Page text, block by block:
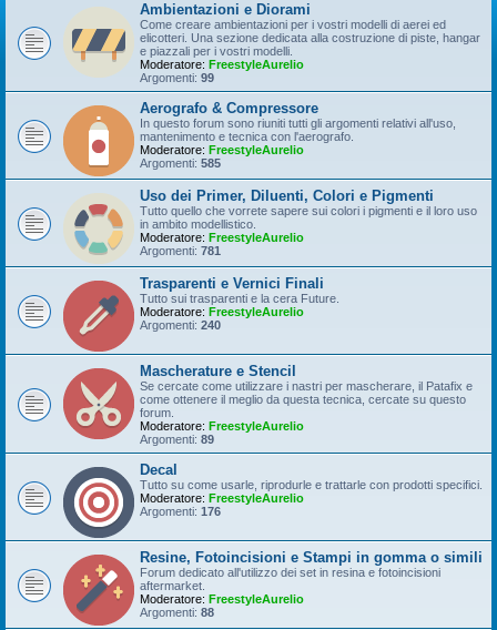
Ambientazioni e Diorami
Come creare ambientazioni per i vostri modelli di aerei ed
elicotteri. Una sezione dedicata alla costruzione di piste, hangar
e piazzali per i vostri modelli.
Moderatore: FreestyleAurelio
Argomenti: 99
Aerografo & Compressore
In questo forum sono riuniti tutti gli argomenti relativi all'uso,
mantenimento e tecnica con l'aerografo.
Moderatore: FreestyleAurelio
Argomenti: 585
Uso dei Primer, Diluenti, Colori e Pigmenti
Tutto quello che vorrete sapere sui colori i pigmenti e il loro uso
in ambito modellistico.
Moderatore: FreestyleAurelio
Argomenti: 781
Trasparenti e Vernici Finali
Tutto sui trasparenti e la cera Future.
Moderatore: FreestyleAurelio
Argomenti: 240
Mascherature e Stencil
Se cercate come utilizzare i nastri per mascherare, il Patafix e
come ottenere il meglio da questa tecnica, cercate su questo
forum.
Moderatore: FreestyleAurelio
Argomenti: 89
Decal
Tutto su come usarle, riprodurle e trattarle con prodotti specifici.
Moderatore: FreestyleAurelio
Argomenti: 176
Resine, Fotoincisioni e Stampi in gomma o simili
Forum dedicato all'utilizzo dei set in resina e fotoincisioni
aftermarket.
Moderatore: FreestyleAurelio
Argomenti: 88